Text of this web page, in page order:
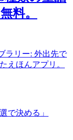
料。
ラリー: 外出先で
えほんアプリ。